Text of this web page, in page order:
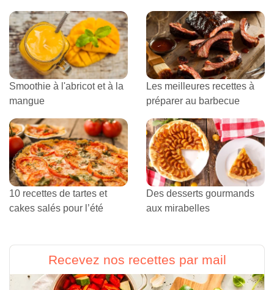
Smoothie à l'abricot et à la
mangue
Les meilleures recettes à
préparer au barbecue
10 recettes de tartes et
cakes salés pour l’été
Des desserts gourmands
aux mirabelles
Recevez nos recettes par mail